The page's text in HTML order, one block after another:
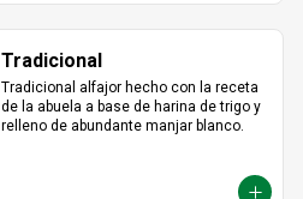
Tradicional
Tradicional alfajor hecho con la receta
de la abuela a base de harina de trigo y
relleno de abundante manjar blanco.